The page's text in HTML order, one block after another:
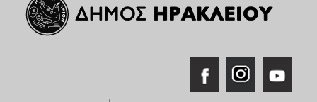
ΑΝΘΕΚΤΙΚΗ